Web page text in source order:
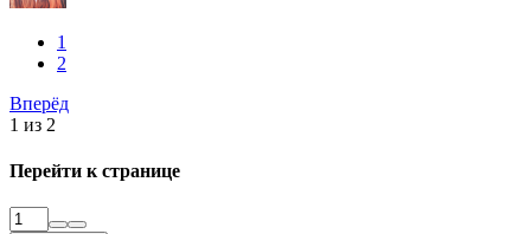
1
2
Вперёд
1 из 2
Перейти к странице